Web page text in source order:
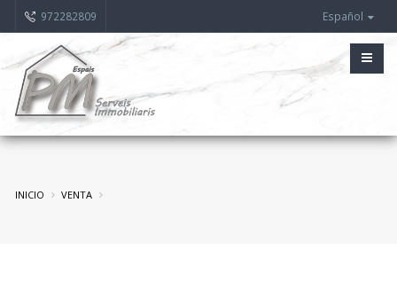
972282809 Español
INICIO VENTA